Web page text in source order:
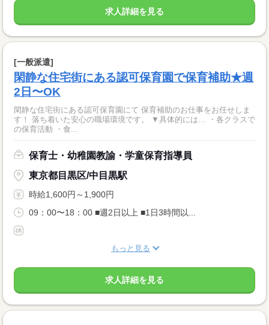
求人詳細を見る
[一般派遣]
閑静な住宅街にある認可保育園で保育補助★週
2日〜OK
閑静な住宅街にある認可保育園にて 保育補助のお仕事をお任せしま
す！ 落ち着いた安心の職場環境です。 ▼具体的には… ・各クラスで
の保育活動 ・食...
保育士・幼稚園教諭・学童保育指導員
東京都目黒区/中目黒駅
時給1,600円～1,900円
09：00〜18：00 ■週2日以上 ■1日3時間以...
もっと見る
求人詳細を見る